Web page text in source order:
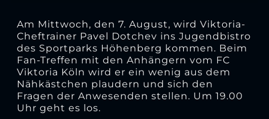
Am Mittwoch, den 7. August, wird Viktoria-
Cheftrainer Pavel Dotchev ins Jugendbistro
des Sportparks Höhenberg kommen. Beim
Fan-Treffen mit den Anhängern vom FC
Viktoria Köln wird er ein wenig aus dem
Nähkästchen plaudern und sich den
Fragen der Anwesenden stellen. Um 19.00
Uhr geht es los.